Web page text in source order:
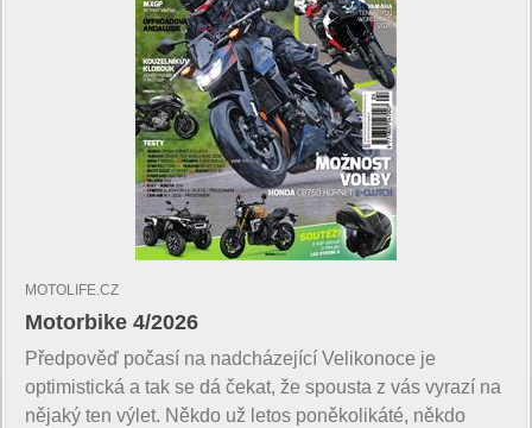
MOTOLIFE.CZ
Motorbike 4/2026
Předpověď počasí na nadcházející Velikonoce je
optimistická a tak se dá čekat, že spousta z vás vyrazí na
nějaký ten výlet. Někdo už letos poněkolikáté, někdo